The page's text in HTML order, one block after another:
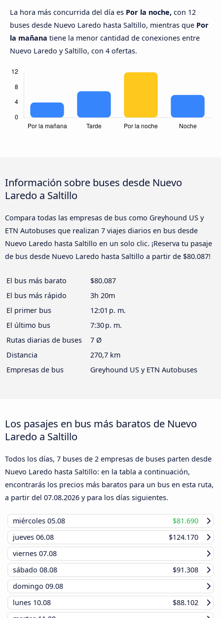
La hora más concurrida del día es Por la noche, con 12
buses desde Nuevo Laredo hasta Saltillo, mientras que Por
la mañana tiene la menor cantidad de conexiones entre
Nuevo Laredo y Saltillo, con 4 ofertas.
Información sobre buses desde Nuevo
Laredo a Saltillo
Compara todas las empresas de bus como Greyhound US y
ETN Autobuses que realizan 7 viajes diarios en bus desde
Nuevo Laredo hasta Saltillo en un solo clic. ¡Reserva tu pasaje
de bus desde Nuevo Laredo hasta Saltillo a partir de $80.087!
El bus más barato
$80.087
El bus más rápido
3h 20m
El primer bus
12:01 p. m.
El último bus
7:30 p. m.
Rutas diarias de buses
7 Ø
Distancia
270,7 km
Empresas de bus
Greyhound US y ETN Autobuses
Los pasajes en bus más baratos de Nuevo
Laredo a Saltillo
Todos los días, 7 buses de 2 empresas de buses parten desde
Nuevo Laredo hasta Saltillo: en la tabla a continuación,
encontrarás los precios más baratos para un bus en esta ruta,
a partir del 07.08.2026 y para los días siguientes.
miércoles 05.08
$81.690
jueves 06.08
$124.170
viernes 07.08
sábado 08.08
$91.308
domingo 09.08
lunes 10.08
$88.102